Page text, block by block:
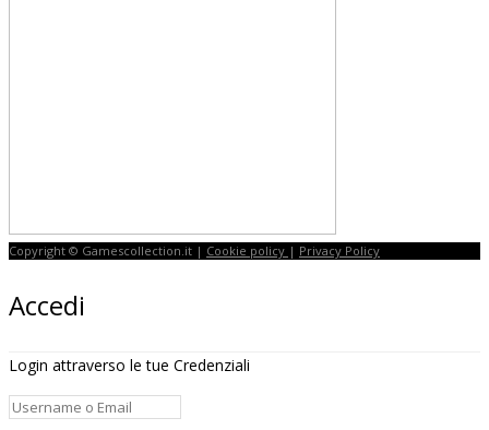
Copyright © Gamescollection.it | Cookie policy | Privacy Policy
Accedi
Login attraverso le tue Credenziali